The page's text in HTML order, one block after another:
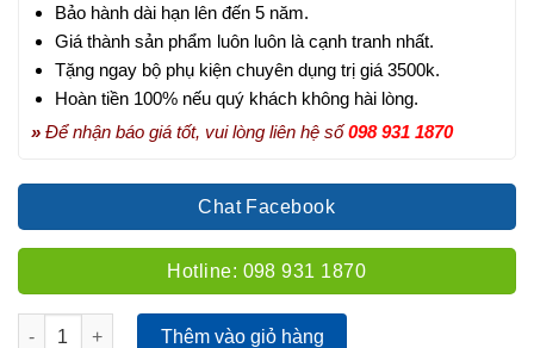
Bảo hành dài hạn lên đến 5 năm.
Giá thành sản phẩm luôn luôn là cạnh tranh nhất.
Tặng ngay bộ phụ kiện chuyên dụng trị giá 3500k.
Hoàn tiền 100% nếu quý khách không hài lòng.
» Để nhận báo giá tốt, vui lòng liên hệ số098 931 1870
Chat Facebook
Hotline: 098 931 1870
Số lượng
Thêm vào giỏ hàng